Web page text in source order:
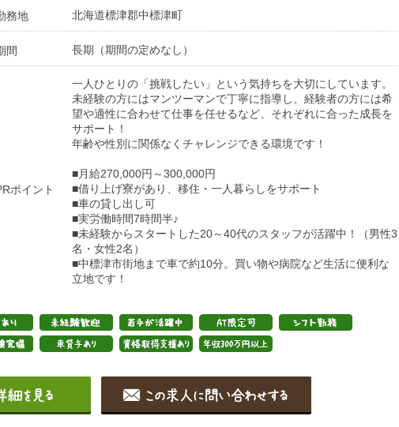
務地 北海道標津郡中標津町
間 長期（期間の定めなし）
ポイント
一人ひとりの「挑戦したい」という気持ちを大切にしています。
未経験の方にはマンツーマンで丁寧に指導し、経験者の方には希
望や適性に合わせて仕事を任せるなど、それぞれに合った成長を
サポート！
年齢や性別に関係なくチャレンジできる環境です！
■月給270,000円～300,000円
■借り上げ寮があり、移住・一人暮らしをサポート
■車の貸し出し可
■実労働時間7時間半♪
■未経験からスタートした20～40代のスタッフが活躍中！（男性3
名・女性2名）
■中標津市街地まで車で約10分。買い物や病院など生活に便利な
立地です！